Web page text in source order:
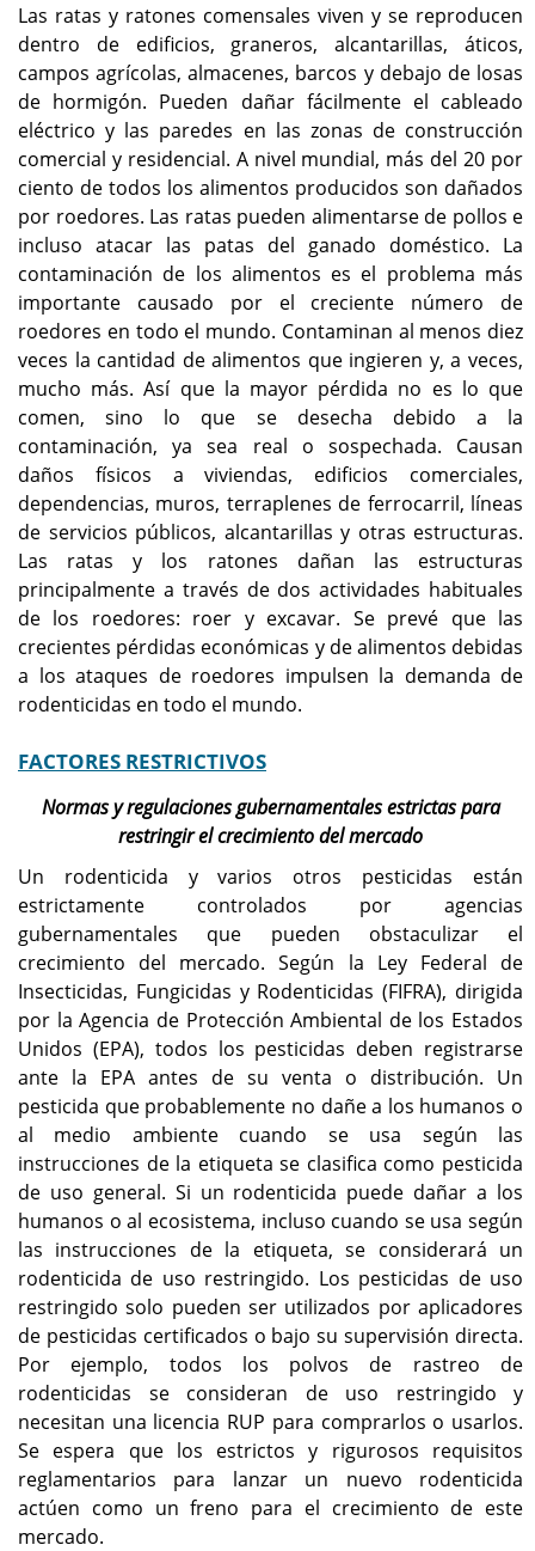
Las ratas y ratones comensales viven y se reproducen
dentro de edificios, graneros, alcantarillas, áticos,
campos agrícolas, almacenes, barcos y debajo de losas
de hormigón. Pueden dañar fácilmente el cableado
eléctrico y las paredes en las zonas de construcción
comercial y residencial. A nivel mundial, más del 20 por
ciento de todos los alimentos producidos son dañados
por roedores. Las ratas pueden alimentarse de pollos e
incluso atacar las patas del ganado doméstico. La
contaminación de los alimentos es el problema más
importante causado por el creciente número de
roedores en todo el mundo. Contaminan al menos diez
veces la cantidad de alimentos que ingieren y, a veces,
mucho más. Así que la mayor pérdida no es lo que
comen, sino lo que se desecha debido a la
contaminación, ya sea real o sospechada. Causan
daños físicos a viviendas, edificios comerciales,
dependencias, muros, terraplenes de ferrocarril, líneas
de servicios públicos, alcantarillas y otras estructuras.
Las ratas y los ratones dañan las estructuras
principalmente a través de dos actividades habituales
de los roedores: roer y excavar. Se prevé que las
crecientes pérdidas económicas y de alimentos debidas
a los ataques de roedores impulsen la demanda de
rodenticidas en todo el mundo.
FACTORES RESTRICTIVOS
Normas y regulaciones gubernamentales estrictas para
restringir el crecimiento del mercado
Un rodenticida y varios otros pesticidas están
estrictamente controlados por agencias
gubernamentales que pueden obstaculizar el
crecimiento del mercado. Según la Ley Federal de
Insecticidas, Fungicidas y Rodenticidas (FIFRA), dirigida
por la Agencia de Protección Ambiental de los Estados
Unidos (EPA), todos los pesticidas deben registrarse
ante la EPA antes de su venta o distribución. Un
pesticida que probablemente no dañe a los humanos o
al medio ambiente cuando se usa según las
instrucciones de la etiqueta se clasifica como pesticida
de uso general. Si un rodenticida puede dañar a los
humanos o al ecosistema, incluso cuando se usa según
las instrucciones de la etiqueta, se considerará un
rodenticida de uso restringido. Los pesticidas de uso
restringido solo pueden ser utilizados por aplicadores
de pesticidas certificados o bajo su supervisión directa.
Por ejemplo, todos los polvos de rastreo de
rodenticidas se consideran de uso restringido y
necesitan una licencia RUP para comprarlos o usarlos.
Se espera que los estrictos y rigurosos requisitos
reglamentarios para lanzar un nuevo rodenticida
actúen como un freno para el crecimiento de este
mercado.